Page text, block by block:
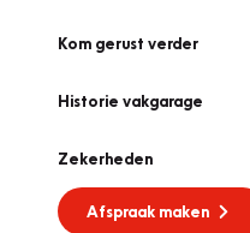
Kom gerust verder
Historie vakgarage
Zekerheden
Afspraak maken